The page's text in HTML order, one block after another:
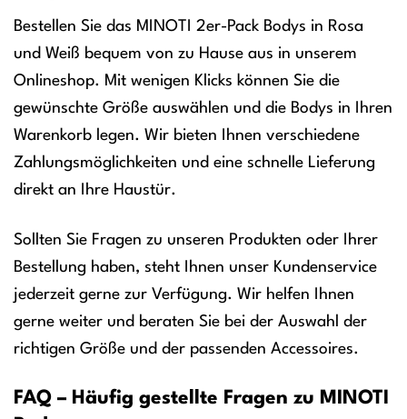
Bestellen Sie das MINOTI 2er-Pack Bodys in Rosa
und Weiß bequem von zu Hause aus in unserem
Onlineshop. Mit wenigen Klicks können Sie die
gewünschte Größe auswählen und die Bodys in Ihren
Warenkorb legen. Wir bieten Ihnen verschiedene
Zahlungsmöglichkeiten und eine schnelle Lieferung
direkt an Ihre Haustür.
Sollten Sie Fragen zu unseren Produkten oder Ihrer
Bestellung haben, steht Ihnen unser Kundenservice
jederzeit gerne zur Verfügung. Wir helfen Ihnen
gerne weiter und beraten Sie bei der Auswahl der
richtigen Größe und der passenden Accessoires.
FAQ – Häufig gestellte Fragen zu MINOTI